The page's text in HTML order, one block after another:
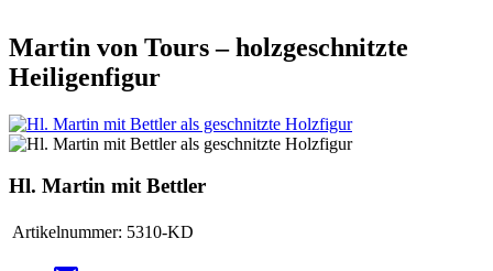
Martin von Tours – holzgeschnitzte
Heiligenfigur
Hl. Martin mit Bettler
Artikelnummer: 5310-KD